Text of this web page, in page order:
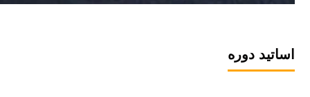
اساتید دوره